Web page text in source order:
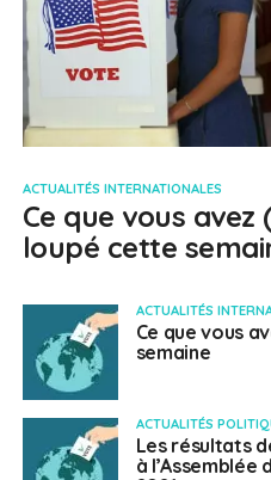
ACTUALITÉS INTERNATIONALES
Ce que vous
loupé cette
ACTUALITÉS
Ce que vous
semaine
ACTUALITÉS
Les résultats
à l’Assemblée